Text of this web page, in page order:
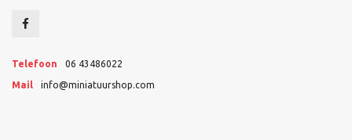
Telefoon 06 43486022
Mail info@miniatuurshop.com